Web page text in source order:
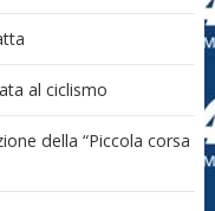
al ciclismo
della “Piccola corsa